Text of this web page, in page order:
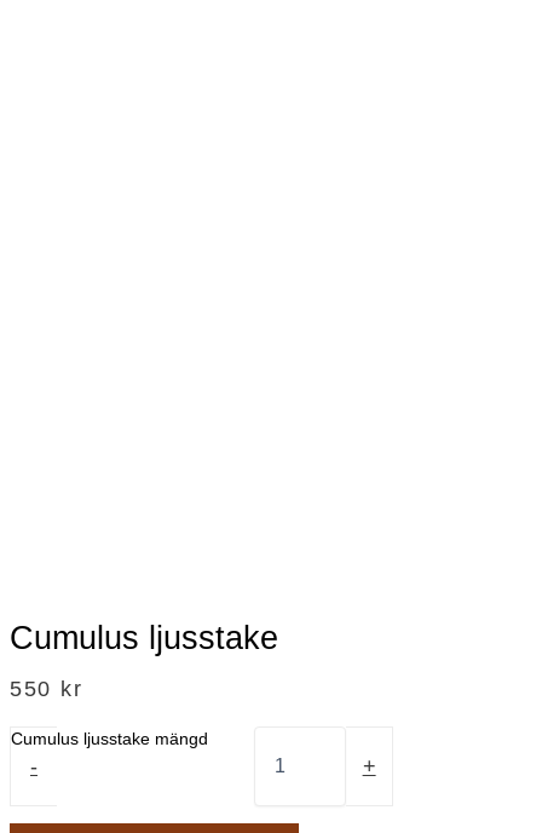
Cumulus ljusstake
550 kr
-
Cumulus ljusstake mängd
+